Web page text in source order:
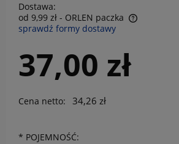
Dostawa:
od 9,99 zł - ORLEN paczka
Cena nie zawiera ewentualnych kosztów
sprawdź formy dostawy
37,00 zł
Cena netto: 34,26 zł
* POJEMNOŚĆ: